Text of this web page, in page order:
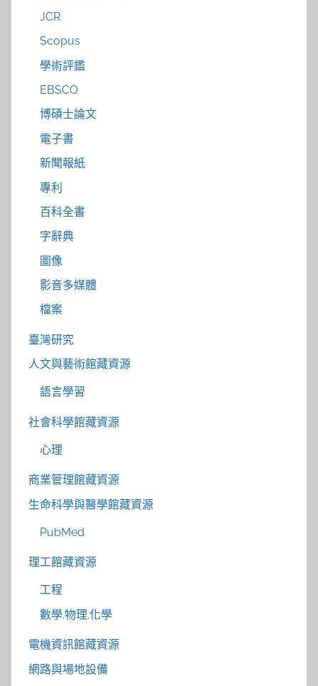
JCR
Scopus
學術評鑑
EBSCO
博碩士論文
電子書
新聞報紙
專利
百科全書
字辭典
圖像
影音多媒體
檔案
臺灣研究
人文與藝術館藏資源
語言學習
社會科學館藏資源
心理
商業管理館藏資源
生命科學與醫學館藏資源
PubMed
理工館藏資源
工程
數學.物理.化學
電機資訊館藏資源
網路與場地設備